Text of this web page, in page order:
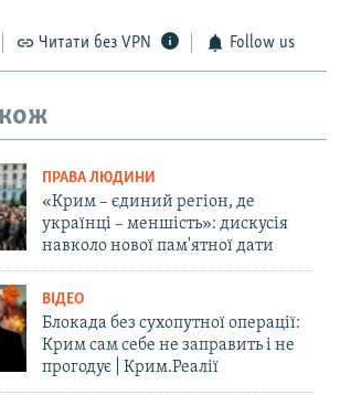
Читати без VPN Follow us
ПРАВА ЛЮДИНИ
«Крим – єдиний регіон, де
українці – меншість»: дискусія
навколо нової пам'ятної дати
ВІДЕО
Блокада без сухопутної операції:
Крим сам себе не заправить і не
прогодує | Крим.Реалії